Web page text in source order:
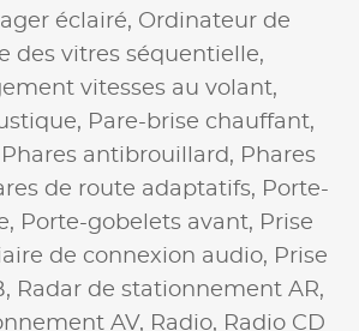
éclairé, Ordinateur de
des vitres séquentielle,
vitesses au volant,
Pare-brise chauffant,
Phares antibrouillard, Phares
de route adaptatifs, Porte-
Porte-gobelets avant, Prise
de connexion audio, Prise
Radar de stationnement AR,
AV, Radio, Radio CD